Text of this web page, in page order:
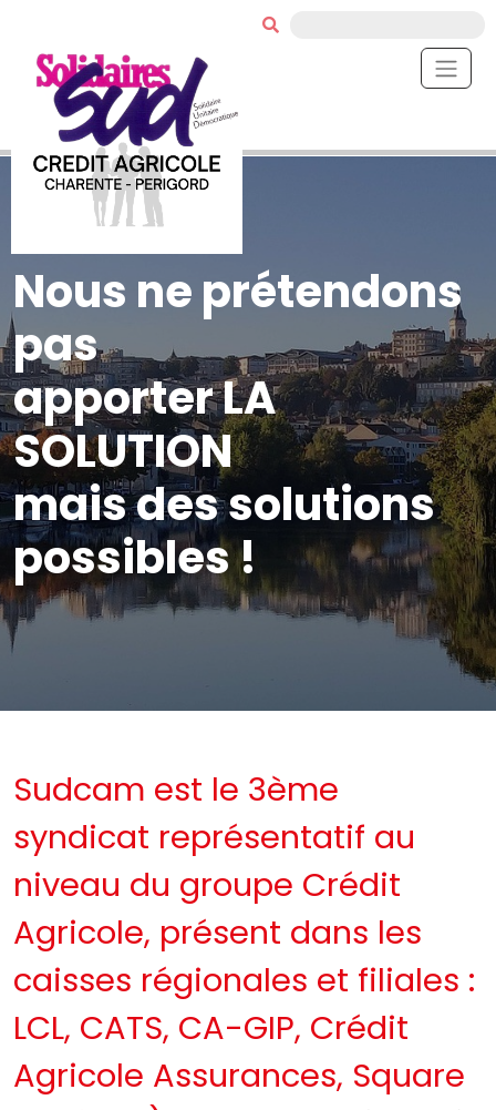
Nous ne prétendons
pas
apporter LA
SOLUTION
mais des solutions
possibles !
Sudcam est le 3ème
syndicat représentatif au
niveau du groupe Crédit
Agricole, présent dans les
caisses régionales et filiales :
LCL, CATS, CA-GIP, Crédit
Agricole Assurances, Square